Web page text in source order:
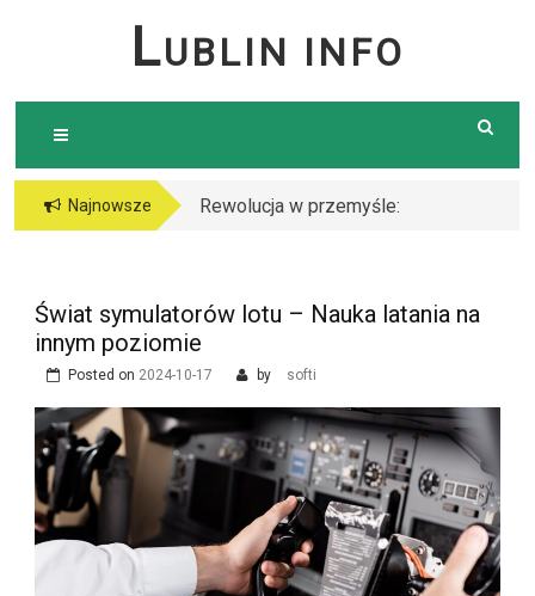
LUBLIN INFO
Najnowsze
Rewolucja w przemyśle:
Serce placu budowy: Jak
Świat symulatorów lotu – Nauka latania na
innym poziomie
Posted on 2024-10-17 by softi